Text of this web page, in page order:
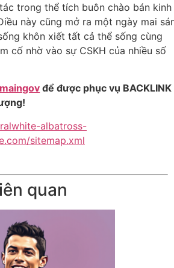
trong thể tích buôn chào bán kinh
này cũng mở ra một ngày mai
khôn xiết tất cả thể sống cùng
cố nhờ vào sự CSKH của nhiều số
để được phục vụ BACKLINK
albatross-
sitemap.xml
quan